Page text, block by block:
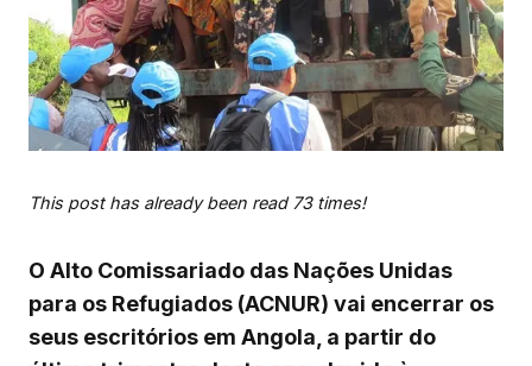
This post has already been read 73 times!
O Alto Comissariado das Nações Unidas
para os Refugiados (ACNUR) vai encerrar os
seus escritórios em Angola, a partir do